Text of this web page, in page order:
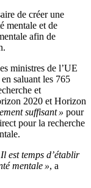
de créer une
mentale et de
afin de
ministres de l’UE
saluant les 765
et
2020 et Horizon
suffisant » pour
pour la recherche
est temps d’établir
mentale », a